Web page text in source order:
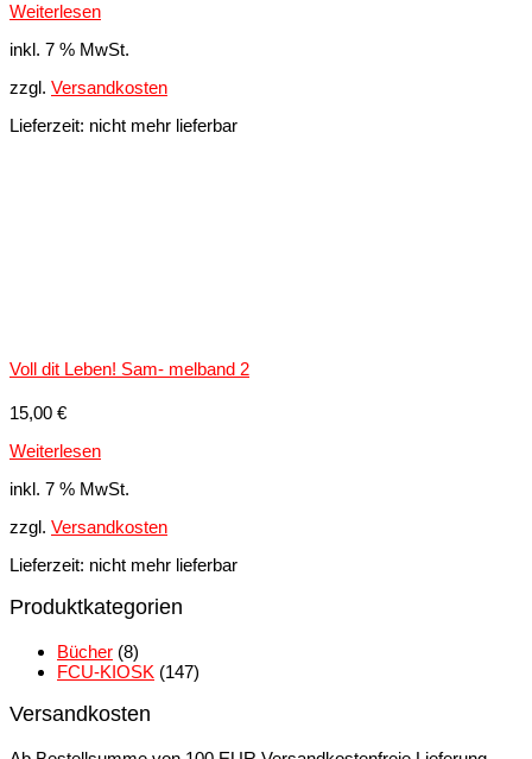
Weiterlesen
inkl. 7 % MwSt.
zzgl. Versandkosten
Lieferzeit: nicht mehr lieferbar
Voll dit Leben! Sam- melband 2
15,00 €
Weiterlesen
inkl. 7 % MwSt.
zzgl. Versandkosten
Lieferzeit: nicht mehr lieferbar
Produktkategorien
Bücher (8)
FCU-KIOSK (147)
Versandkosten